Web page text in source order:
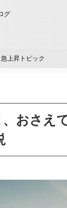
グ
急上昇トピック
おさえ